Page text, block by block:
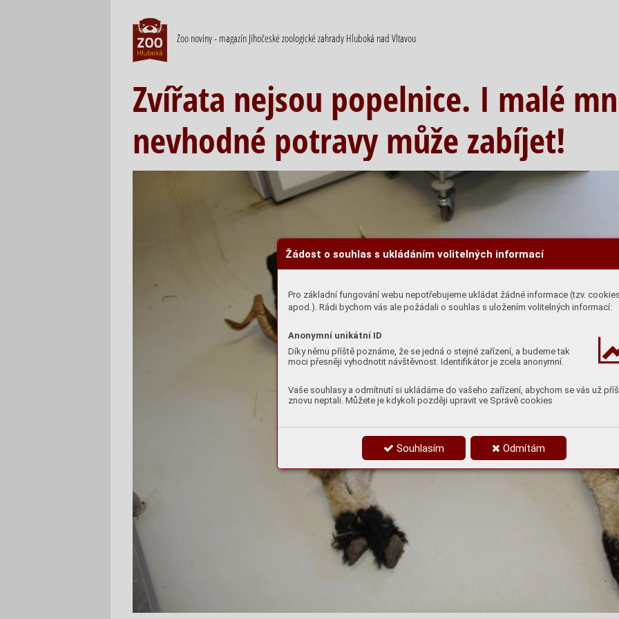
Žádost o souhlas s ukládáním volitelných informací
Pro základní fungování webu nepotřebujeme ukládat žádné informace (tzv.
apod.). Rádi bychom vás ale požádali o souhlas s uložením volitelných informací:
Anonymní unikátní ID
Díky němu příště poznáme, že se jedná o stejné zařízení, a budeme tak
moci přesněji vyhodnotit návštěvnost. Identifikátor je zcela anonymní.
Vaše souhlasy a odmítnutí si ukládáme do vašeho zařízení, abychom se vás už
znovu neptali. Můžete je kdykoli později upravit ve Správě cookies
Souhlasím Odmítám
Zoo noviny - magazín Jihočeské zoologické zahrady Hluboká nad Vltavou
Zvířata nejsou popelnice. I malé
nevhodné potravy může zabíjet!